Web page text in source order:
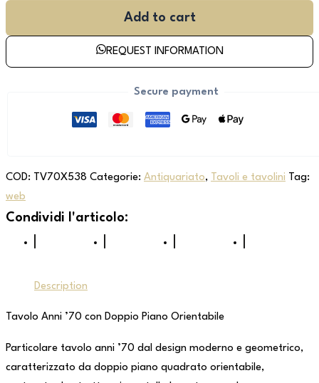
Add to cart
REQUEST INFORMATION
Secure payment
COD: TV70X538 Categorie: Antiquariato, Tavoli e tavolini Tag:
web
Description
Tavolo Anni ’70 con Doppio Piano Orientabile
Particolare tavolo anni ’70 dal design moderno e geometrico,
caratterizzato da doppio piano quadrato orientabile,